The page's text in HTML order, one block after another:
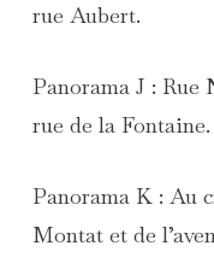
rue Aubert.
Panorama J : Rue
rue de la Fontaine.
Panorama K : Au
Montat et de